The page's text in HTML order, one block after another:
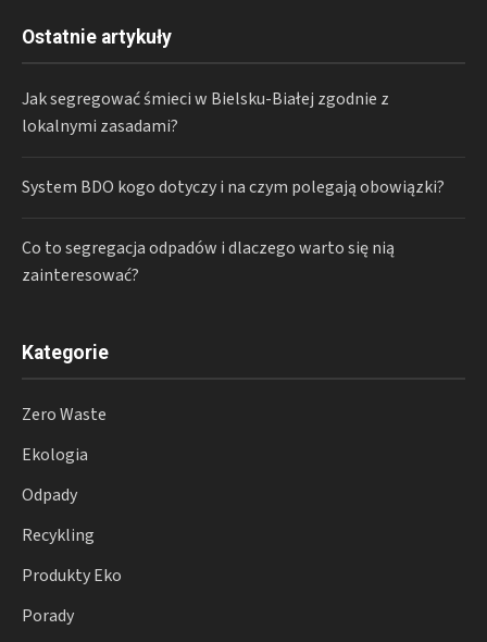
Ostatnie artykuły
Jak segregować śmieci w Bielsku-Białej zgodnie z
lokalnymi zasadami?
System BDO kogo dotyczy i na czym polegają obowiązki?
Co to segregacja odpadów i dlaczego warto się nią
zainteresować?
Kategorie
Zero Waste
Ekologia
Odpady
Recykling
Produkty Eko
Porady